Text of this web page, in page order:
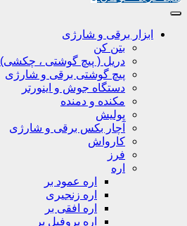
ابزار برقی و شارژی
بتن کن
دریل ( پیچ گوشتی ، چکشی)
پیچ گوشتی برقی و شارژی
دستگاه جوش و اینورتر
مکنده و دمنده
پولیش
آچار بکس برقی و شارژی
کارواش
فرز
اره
اره عمود بر
اره زنجیری
اره افقی بر
اره پروفیل پر